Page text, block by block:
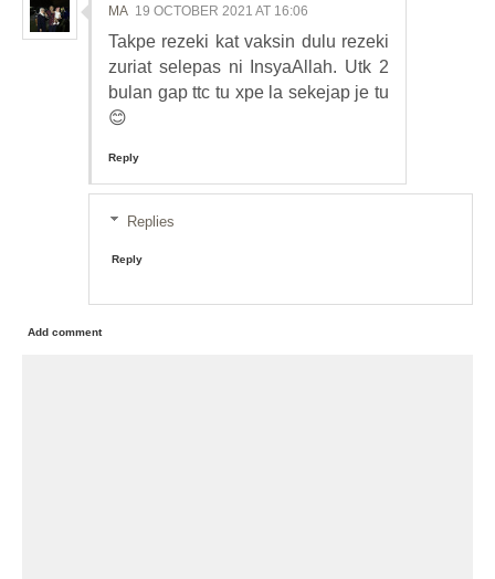
MA 19 OCTOBER 2021 AT 16:06
Takpe rezeki kat vaksin dulu rezeki
zuriat selepas ni InsyaAllah. Utk 2
bulan gap ttc tu xpe la sekejap je tu
😊
Reply
Replies
Reply
Add comment